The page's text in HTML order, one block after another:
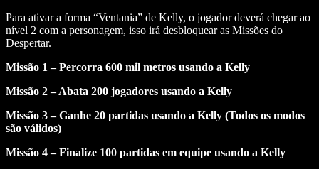
Para ativar a forma “Ventania” de Kelly, o jogador deverá chegar ao
nível 2 com a personagem, isso irá desbloquear as Missões do
Despertar.
Missão 1 – Percorra 600 mil metros usando a Kelly
Missão 2 – Abata 200 jogadores usando a Kelly
Missão 3 – Ganhe 20 partidas usando a Kelly (Todos os modos
são válidos)
Missão 4 – Finalize 100 partidas em equipe usando a Kelly